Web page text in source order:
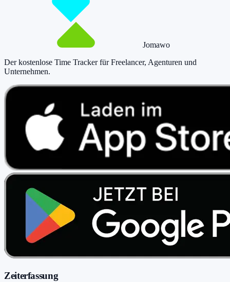
Jomawo
Der kostenlose Time Tracker für Freelancer, Agenturen und
Unternehmen.
Zeiterfassung